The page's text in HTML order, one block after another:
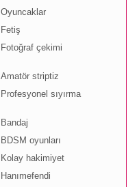
Oyuncaklar
Fetiş
Fotoğraf çekimi
Amatör striptiz
Profesyonel sıyırma
Bandaj
BDSM oyunları
Kolay hakimiyet
Hanımefendi